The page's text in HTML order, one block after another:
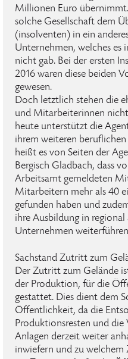
Millionen Euro
solche Gesellschaft dem
(insolventen) in ein
Unternehmen, welches es
nicht gab. Bei der ersten
2016 waren diese beiden
gewesen.
Doch letztlich stehen die
und Mitarbeiterinnen
heute unterstützt die
ihrem weiteren
heißt es von Seiten der
Bergisch Gladbach, dass
Arbeitsamt gemeldeten
Mitarbeitern mehr als 40
gefunden haben und
ihre Ausbildung in regional
Unternehmen
Sachstand Zutritt zum
Der Zutritt zum Gelände
der Produktion, für die
gestattet. Dies dient dem
Öffentlichkeit, da die
Produktionsresten und die
Anlagen derzeit weiter
inwiefern und zu